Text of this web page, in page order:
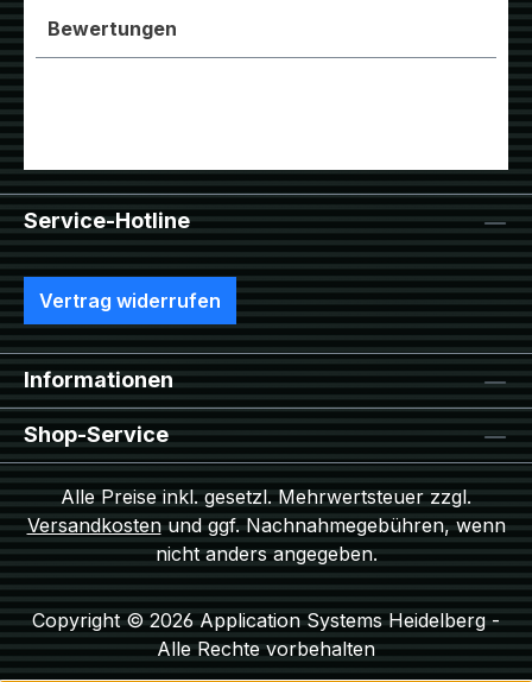
Bewertungen
Service-Hotline
Vertrag widerrufen
Informationen
Shop-Service
Alle Preise inkl. gesetzl. Mehrwertsteuer zzgl.
Versandkostenund ggf. Nachnahmegebühren, wenn
nicht anders angegeben.
Copyright © 2026 Application Systems Heidelberg -
Alle Rechte vorbehalten